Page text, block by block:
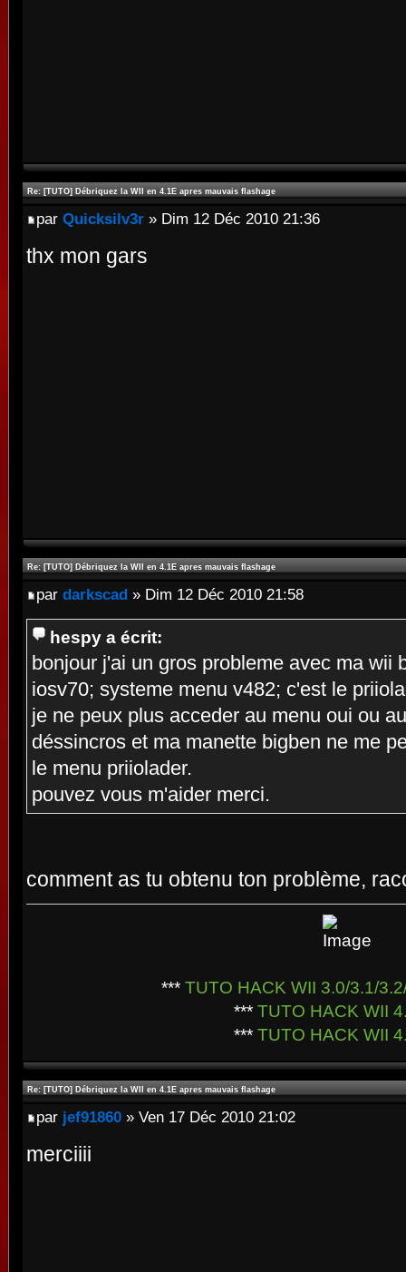
Re: [TUTO] Débriquez la WII en 4.1E apres mauvais flashage
par Quicksilv3r » Dim 12 Déc 2010 21:36
thx mon gars
Re: [TUTO] Débriquez la WII en 4.1E apres mauvais flashage
par darkscad » Dim 12 Déc 2010 21:58
hespy a écrit:
bonjour j'ai un gros probleme avec ma wii
iosv70; systeme menu v482; c'est le
je ne peux plus acceder au menu oui ou
déssincros et ma manette bigben ne me
le menu priiolader.
pouvez vous m'aider merci.
comment as tu obtenu ton problème,
*** TUTO HACK WII 3.0/3.1/
*** TUTO HACK WII
*** TUTO HACK WII
Re: [TUTO] Débriquez la WII en 4.1E apres mauvais flashage
par jef91860 » Ven 17 Déc 2010 21:02
merciiii